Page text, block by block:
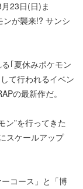
23日(日)ま
ンが襲来!? サンシ
｢夏休みポケモン
て行われるイベン
の最新作だ。
ン”を行ってきた
スケールアップ
コース」と「博